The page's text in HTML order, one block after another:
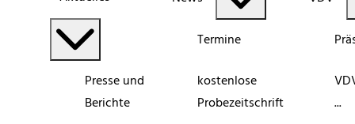
Presse und
Berichte
Termine
kostenlose
Probezeitschrift
...